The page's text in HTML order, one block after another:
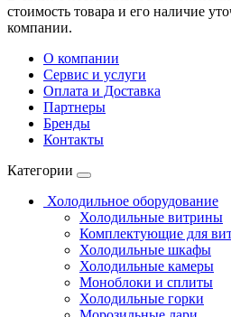
стоимость товара и его наличие
компании.
О компании
Сервис и услуги
Оплата и Доставка
Партнеры
Бренды
Контакты
Категории
Холодильное оборудование
Холодильные витрины
Комплектующие для
Холодильные шкафы
Холодильные камеры
Моноблоки и сплиты
Холодильные горки